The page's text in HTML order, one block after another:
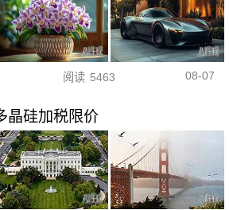
阅读 5463 08-07
晶硅加税限价